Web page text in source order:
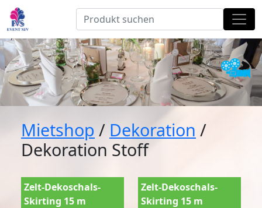
Mietshop / Dekoration /
Dekoration Stoff
Zelt-Dekoschals-
Skirting 15 m
Zelt-Dekoschals-
Skirting 15 m